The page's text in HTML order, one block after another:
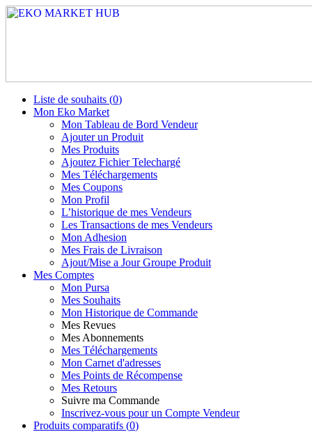
Liste de souhaits (0)
Mon Eko Market
Mon Tableau de Bord Vendeur
Ajouter un Produit
Mes Produits
Ajoutez Fichier Telechargé
Mes Téléchargements
Mes Coupons
Mon Profil
L’historique de mes Vendeurs
Les Transactions de mes Vendeurs
Mon Adhesion
Mes Frais de Livraison
Ajout/Mise a Jour Groupe Produit
Mes Comptes
Mon Pursa
Mes Souhaits
Mon Historique de Commande
Mes Revues
Mes Abonnements
Mes Téléchargements
Mon Carnet d'adresses
Mes Points de Récompense
Mes Retours
Suivre ma Commande
Inscrivez-vous pour un Compte Vendeur
Produits comparatifs (0)